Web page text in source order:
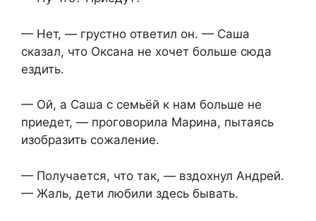
— Нет, — грустно ответил он. — Саша
сказал, что Оксана не хочет больше сюда
ездить.
— Ой, а Саша с семьёй к нам больше не
приедет, — проговорила Марина, пытаясь
изобразить сожаление.
— Получается, что так, — вздохнул Андрей.
— Жаль, дети любили здесь бывать.